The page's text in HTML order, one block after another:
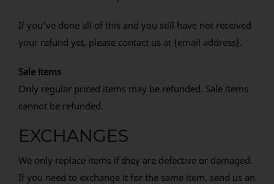
If you’ve done all of this and you still have not received
your refund yet, please contact us at {email address}.
Sale items
Only regular priced items may be refunded. Sale items
cannot be refunded.
EXCHANGES
We only replace items if they are defective or damaged.
If you need to exchange it for the same item, send us an